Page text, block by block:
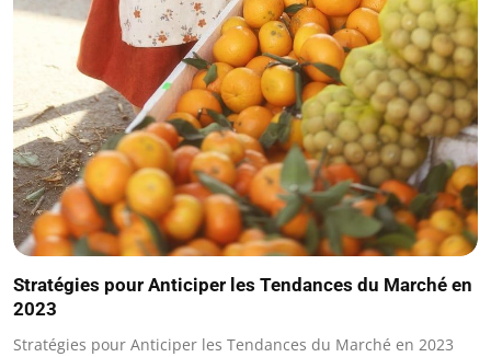
Stratégies pour Anticiper les Tendances du Marché en
2023
Stratégies pour Anticiper les Tendances du Marché en 2023